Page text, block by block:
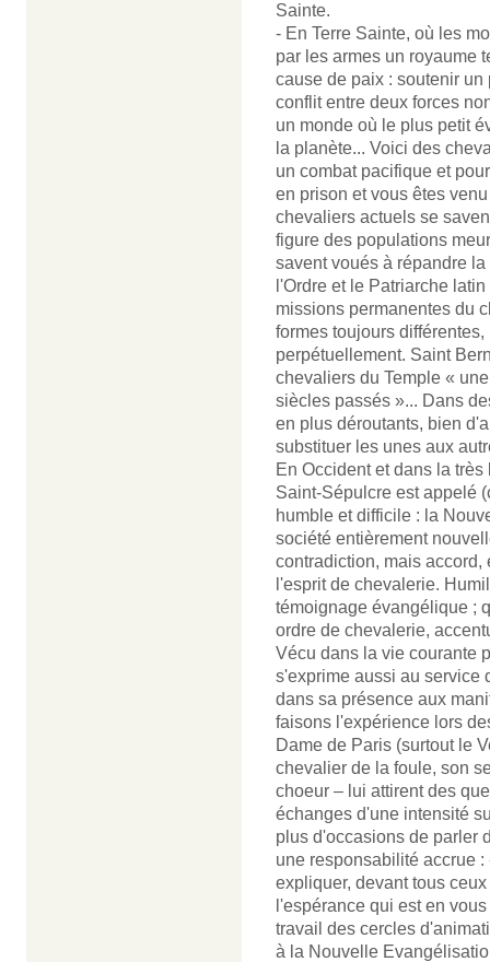
Sainte.
- En Terre Sainte, où les
par les armes un royaume
cause de paix : soutenir
conflit entre deux forces
un monde où le plus petit
la planète... Voici des
un combat pacifique et
en prison et vous êtes
chevaliers actuels se
figure des populations
savent voués à répandre
l'Ordre et le Patriarche
missions permanentes du
formes toujours
perpétuellement. Saint
chevaliers du Temple «
siècles passés »... Dans
en plus déroutants, bien
substituer les unes aux
En Occident et dans la
Saint-Sépulcre est appelé
humble et difficile : la
société entièrement
contradiction, mais
l'esprit de chevalerie.
témoignage évangélique ;
ordre de chevalerie,
Vécu dans la vie courante
s'exprime aussi au service
dans sa présence aux
faisons l'expérience lors
Dame de Paris (surtout le
chevalier de la foule, son
choeur – lui attirent des
échanges d'une intensité
plus d'occasions de parler
une responsabilité accrue
expliquer, devant tous
l'espérance qui est en
travail des cercles
à la Nouvelle